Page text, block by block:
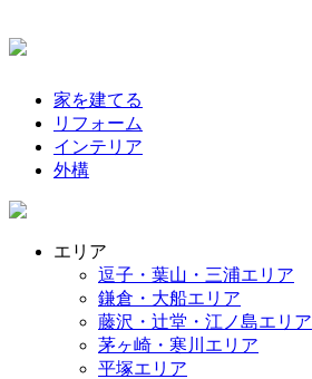
家を建てる
リフォーム
インテリア
外構
エリア
逗子・葉山・三浦エリア
鎌倉・大船エリア
藤沢・辻堂・江ノ島エリア
茅ヶ崎・寒川エリア
平塚エリア